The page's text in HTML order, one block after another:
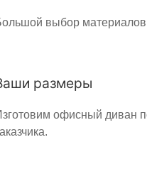
выбор материалов
размеры
офисный диван